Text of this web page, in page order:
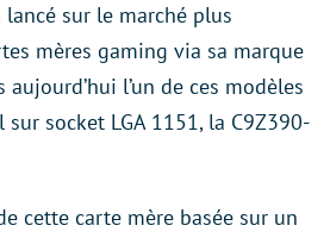
sur le marché plus
mères gaming via sa marque
aujourd’hui l’un de ces modèles
socket LGA 1151, la C9Z390-
cette carte mère basée sur un